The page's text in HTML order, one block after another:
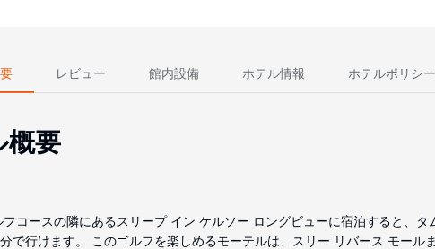
レビュー 館内設備 ホテル情報 ホテルポリシー
概要
コースの隣にあるスリープ イン ケルソー ロングビューに宿泊すると、
で行けます。 このゴルフを楽しめるモーテルは、スリー リバース モー